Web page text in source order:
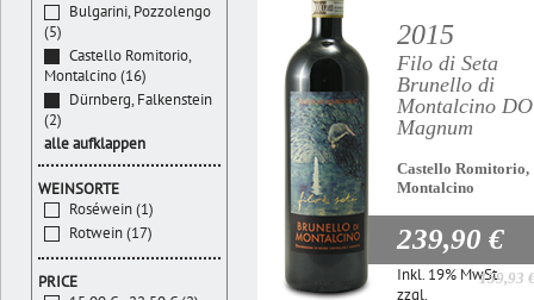
2015
Filo di Seta
Brunello di
Montalcino
Magnum
Castello Romitorio,
Montalcino
239,90 €
159,93
Inkl. 19% MwSt.
zzgl.
Bulgarini, Pozzolengo
(5)
Castello Romitorio,
Montalcino (16)
Dürnberg, Falkenstein
(2)
alle aufklappen
WEINSORTE
Roséwein (1)
Rotwein (17)
PRICE